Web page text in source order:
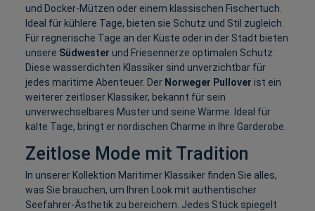
und Docker-Mützen oder einem klassischen Fischertuch.
Ideal für kühlere Tage, bieten sie Schutz und Stil zugleich.
Für regnerische Tage an der Küste oder in der Stadt bieten
unsere Südwester und Friesennerze optimalen Schutz.
Diese wasserdichten Klassiker sind unverzichtbar für
jedes maritime Abenteuer. Der Norweger Pullover ist ein
weiterer zeitloser Klassiker, bekannt für sein
unverwechselbares Muster und seine Wärme. Ideal für
kalte Tage, bringt er nordischen Charme in Ihre Garderobe.
Zeitlose Mode mit Tradition
In unserer Kollektion Maritimer Klassiker finden Sie alles,
was Sie brauchen, um Ihren Look mit authentischer
Seefahrer-Ästhetik zu bereichern. Jedes Stück spiegelt